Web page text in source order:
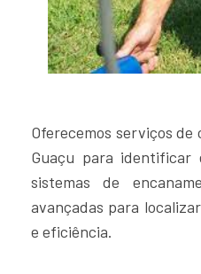
Oferecemos serviços de
Guaçu para identificar
sistemas de
avançadas para
e eficiência.